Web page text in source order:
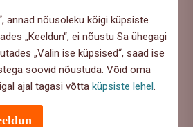
annad nõusoleku kõigi küpsiste
„Keeldun“, ei nõustu Sa ühegagi
„Valin ise küpsised“, saad ise
soovid nõustuda. Võid oma
ajal tagasi võttaküpsiste lehel
sõlmida, seda
ka maksed
et kui midagi juhtub, küll me
ootamatud olukorrad näitavad, kui
Pole midagi üllatavat
taha mõelda haigestumisele,